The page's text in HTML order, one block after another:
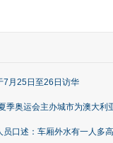
7月25日至26日访华
季奥运会主办城市为澳大利
员口述：车厢外水有一人多